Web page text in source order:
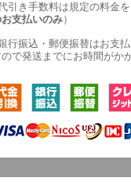
引き手数料は規定の料金
支払いのみ）
行振込・郵便振替はお支
で発送までにお時間がか